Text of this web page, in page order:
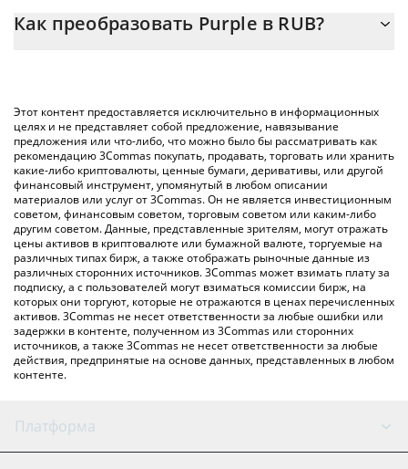
цену конвертации PURPLE в RUB, просто введя сумму Purple
Вы также можете использовать приведенную выше таблицу
цен Purple, чтобы проверить последние цены на Purple в
основных фиатных и криптовалютах.
Как преобразовать Purple в RUB?
Этот контент предоставляется исключительно в информационных
целях и не представляет собой предложение, навязывание
предложения или что-либо, что можно было бы рассматривать как
рекомендацию 3Commas покупать, продавать, торговать или хранить
какие-либо криптовалюты, ценные бумаги, деривативы, или другой
финансовый инструмент, упомянутый в любом описании
материалов или услуг от 3Commas. Он не является инвестиционным
советом, финансовым советом, торговым советом или каким-либо
другим советом. Данные, представленные зрителям, могут отражать
цены активов в криптовалюте или бумажной валюте, торгуемые на
различных типах бирж, а также отображать рыночные данные из
различных сторонних источников. 3Commas может взимать плату за
подписку, а с пользователей могут взиматься комиссии бирж, на
которых они торгуют, которые не отражаются в ценах перечисленных
активов. 3Commas не несет ответственности за любые ошибки или
задержки в контенте, полученном из 3Commas или сторонних
источников, а также 3Commas не несет ответственности за любые
действия, предпринятые на основе данных, представленных в любом
контенте.
Платформа